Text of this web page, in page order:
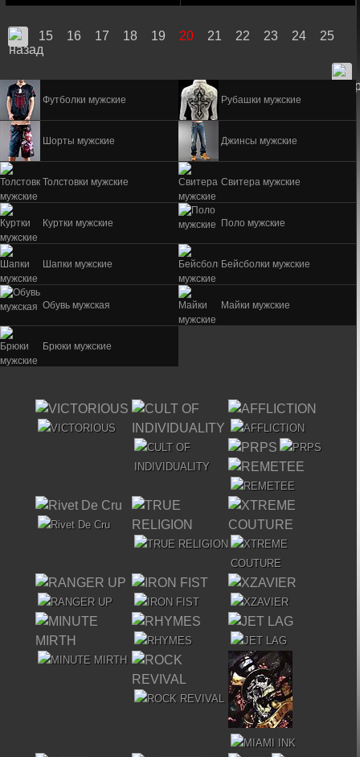
Футболки мужские Рубашки мужские
Шорты мужские Джинсы мужские
Толстовки мужские Свитера мужские
Куртки мужские Поло мужские
Шапки мужские Бейсболки мужские
Обувь мужская Майки мужские
Брюки мужские
15 16 17 18 19 20 21 22 23 24 25